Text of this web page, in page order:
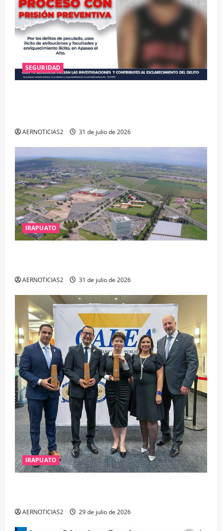
SEGURIDAD
AERNOTICIAS2 31 de julio de 2026
IRAPUATO
AERNOTICIAS2 31 de julio de 2026
IRAPUATO
AERNOTICIAS2 29 de julio de 2026